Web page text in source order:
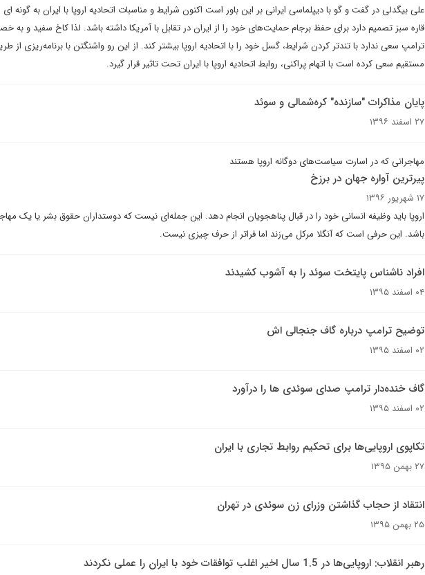
علی بیگدلی در گفت و گو با دیپلماسی ایرانی بر این باور است اکنون شرایط و مناسبات اتحادیه اروپا با ایران به گونه
قاره سبز تصمیم دارد برای حفظ برجام حمایت‌های خود را از ایران در تقابل با آمریکا داشته باشد. لذا کاخ سفید و به
ترامپ سعی ندارد با تندتر کردن شرایط، گسل خود را با اتحادیه اروپا بیشتر کند. از این رو واشنگتن با برنامه‌ریزی از
مستقیم سعی کرده است با اتهام پراکنی، روابط اتحادیه اروپا با ایران تحت تاثیر قرار گیرد.
پایان مذاکرات "سازنده" کره‌شمالی و سوئد
۲۷ اسفند ۱۳۹۶
مهاجرانی که در اسارت سیاست‌های دوگانه اروپا هستند
پیرترین آواره جهان در برزخ
۱۷ شهریور ۱۳۹۶
اروپا باید وظیفه انسانی خود را در قبال پناهجویان انجام دهد. این جمله‌ای نیست که دوستداران حقوق بشر یا یک
باشد. این حرفی است که آنگلا مرکل می‌زند اما فراتر از حرف چیزی نیست.
افراد ناشناس پایتخت سوئد را به آشوب کشیدند
۰۴ اسفند ۱۳۹۵
توضیح ترامپ درباره گاف جنجالی اش
۰۲ اسفند ۱۳۹۵
گاف خنده‌دار ترامپ صدای سوئدی ها را درآورد
۰۲ اسفند ۱۳۹۵
تکاپوی اروپایی‌ها برای تحکیم روابط تجاری با ایران
۲۷ بهمن ۱۳۹۵
انتقاد از حجاب گذاشتن وزرای زن سوئدی در تهران
۲۵ بهمن ۱۳۹۵
رهبر انقلاب: اروپایی‌ها در 1.5 سال اخیر اغلب توافقات خود با ایران را عملی نکردند